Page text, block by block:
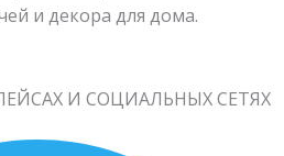
и декора для дома.
И СОЦИАЛЬНЫХ СЕТЯХ